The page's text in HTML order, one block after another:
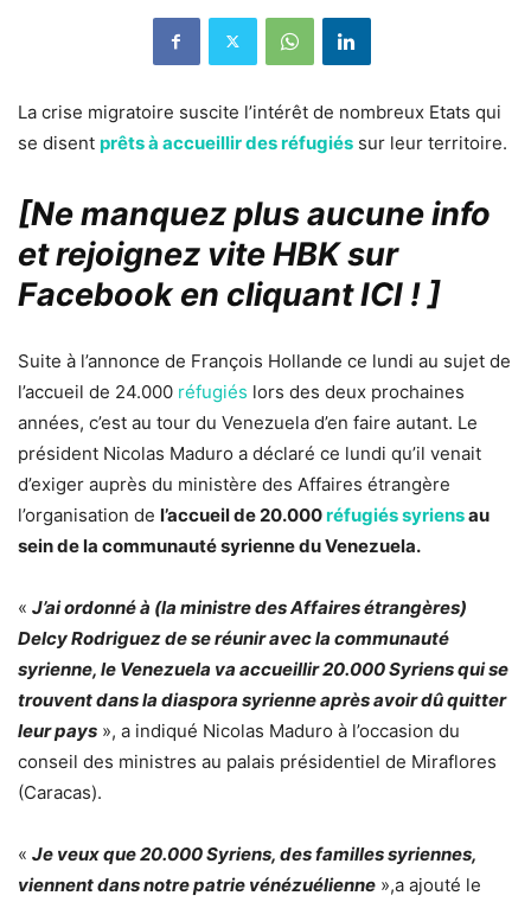
La crise migratoire suscite l’intérêt de nombreux Etats qui
se disent prêts à accueillir des réfugiés sur leur territoire.
[Ne manquez plus aucune info
et rejoignez vite HBK sur
Facebook en cliquant ICI !]
Suite à l’annonce de François Hollande ce lundi au sujet de
l’accueil de 24.000 réfugiés lors des deux prochaines
années, c’est au tour du Venezuela d’en faire autant. Le
président Nicolas Maduro a déclaré ce lundi qu’il venait
d’exiger auprès du ministère des Affaires étrangère
l’organisation de l’accueil de 20.000réfugiés syriensau
sein de la communauté syrienne du Venezuela.
« J’ai ordonné à (la ministre des Affaires étrangères)
Delcy Rodriguez de se réunir avec la communauté
syrienne, le Venezuela va accueillir 20.000 Syriens qui se
trouvent dans la diaspora syrienne après avoir dû quitter
leur pays », a indiqué Nicolas Maduro à l’occasion du
conseil des ministres au palais présidentiel de Miraflores
(Caracas).
« Je veux que 20.000 Syriens, des familles syriennes,
viennent dans notre patrie vénézuélienne »,a ajouté le